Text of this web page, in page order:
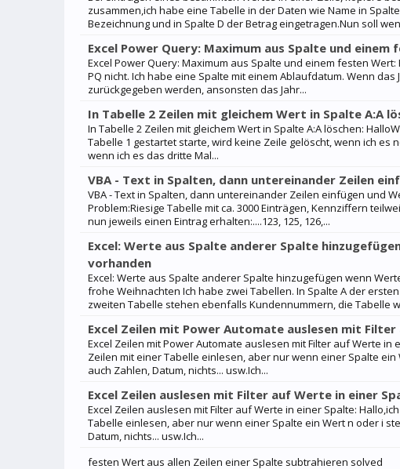
zusammen,ich habe eine Tabelle in der Daten wie Name in
Bezeichnung und in Spalte D der Betrag eingetragen.Nun soll
Excel Power Query: Maximum aus Spalte und einem
Excel Power Query: Maximum aus Spalte und einem festen
PQ nicht. Ich habe eine Spalte mit einem Ablaufdatum. Wenn das
zurückgegeben werden, ansonsten das Jahr...
In Tabelle 2 Zeilen mit gleichem Wert in Spalte A:A
In Tabelle 2 Zeilen mit gleichem Wert in Spalte A:A löschen:
Tabelle 1 gestartet starte, wird keine Zeile gelöscht, wenn ich es
wenn ich es das dritte Mal...
VBA - Text in Spalten, dann untereinander Zeilen
VBA - Text in Spalten, dann untereinander Zeilen einfügen und
Problem:Riesige Tabelle mit ca. 3000 Einträgen, Kennziffern
nun jeweils einen Eintrag erhalten:....123, 125, 126,...
Excel: Werte aus Spalte anderer Spalte
vorhanden
Excel: Werte aus Spalte anderer Spalte hinzugefügen wenn
frohe Weihnachten Ich habe zwei Tabellen. In Spalte A der
zweiten Tabelle stehen ebenfalls Kundennummern, die Tabelle
Excel Zeilen mit Power Automate auslesen mit
Excel Zeilen mit Power Automate auslesen mit Filter auf Werte in
Zeilen mit einer Tabelle einlesen, aber nur wenn einer Spalte
auch Zahlen, Datum, nichts... usw.Ich...
Excel Zeilen auslesen mit Filter auf Werte in einer
Excel Zeilen auslesen mit Filter auf Werte in einer Spalte:
Tabelle einlesen, aber nur wenn einer Spalte ein Wert n oder i
Datum, nichts... usw.Ich...
festen Wert aus allen Zeilen einer Spalte subtrahieren solved